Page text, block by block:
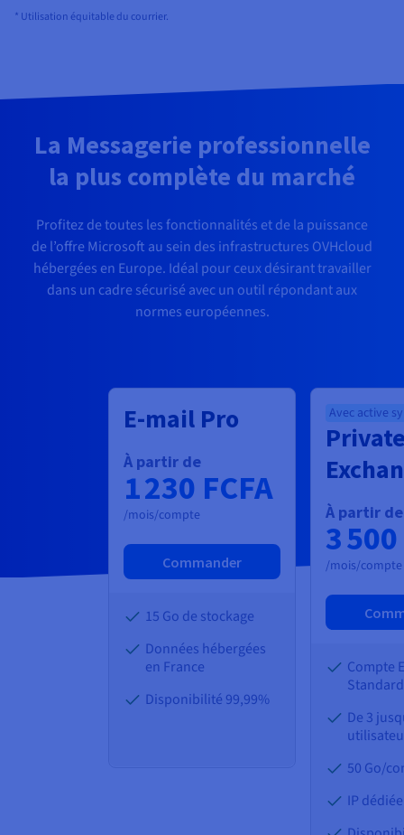
* Utilisation équitable du courrier.
La Messagerie professionnelle
la plus complète du marché
Profitez de toutes les fonctionnalités et de la puissance
de l’offre Microsoft au sein des infrastructures OVHcloud
hébergées en Europe. Idéal pour ceux désirant travailler
dans un cadre sécurisé avec un outil répondant aux
normes européennes.
E-mail Pro
À partir de
1 230 FCFA
/mois/compte
Commander
15 Go de stockage
Données hébergées
en France
Disponibilité 99,99%
Avec active
À partir de
3
/mois/compte
Compte
Standard
De 3
50 Go/
IP dédiée